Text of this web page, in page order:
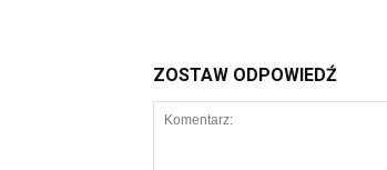
ZOSTAW ODPOWIEDŹ